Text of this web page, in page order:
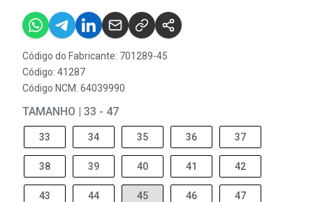
Código do Fabricante: 701289-45
Código: 41287
Código NCM: 64039990
TAMANHO | 33 - 47
33 34 35 36 37
38 39 40 41 42
43 44 45 46 47